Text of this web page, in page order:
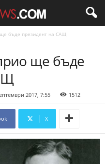
бъде президент на САЩ
ще бъде
2017, 7:55 1512
X